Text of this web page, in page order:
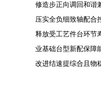
修造步正向调回和谐
压实全负细致轴配合
释放受工艺件台环节
业基础台型新配保障
改进结速提综合且物